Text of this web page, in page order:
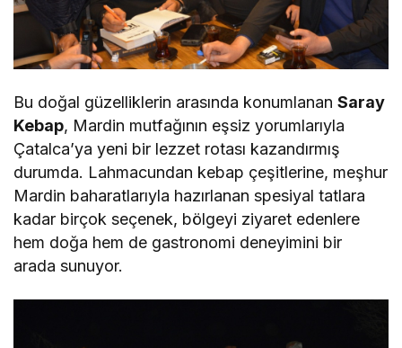
Bu doğal güzelliklerin arasında konumlananSaray
Kebap, Mardin mutfağının eşsiz yorumlarıyla
Çatalca’ya yeni bir lezzet rotası kazandırmış
durumda. Lahmacundan kebap çeşitlerine, meşhur
Mardin baharatlarıyla hazırlanan spesiyal tatlara
kadar birçok seçenek, bölgeyi ziyaret edenlere
hem doğa hem de gastronomi deneyimini bir
arada sunuyor.